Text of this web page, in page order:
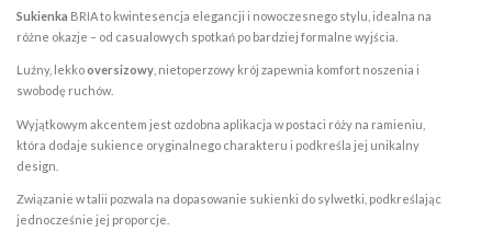
Sukienka BRIA to kwintesencja elegancji i nowoczesnego stylu, idealna na
różne okazje – od casualowych spotkań po bardziej formalne wyjścia.
Luźny, lekkooversizowy , nietoperzowy krój zapewnia komfort noszenia i
swobodę ruchów.
Wyjątkowym akcentem jest ozdobna aplikacja w postaci róży na ramieniu,
która dodaje sukience oryginalnego charakteru i podkreśla jej unikalny
design.
Związanie w talii pozwala na dopasowanie sukienki do sylwetki, podkreślając
jednocześnie jej proporcje.